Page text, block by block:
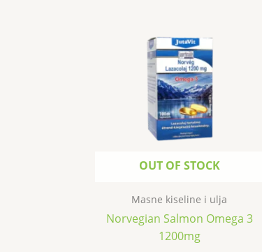
OUT OF STOCK
Masne kiseline i ulja
Norvegian Salmon Omega 3
1200mg